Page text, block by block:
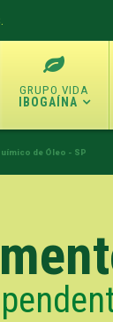
IBOGAÍNA
de Óleo - SP